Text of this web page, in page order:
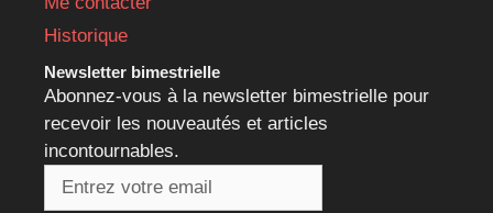
Historique
Newsletter bimestrielle
Abonnez-vous à la newsletter bimestrielle pour
recevoir les nouveautés et articles
incontournables.